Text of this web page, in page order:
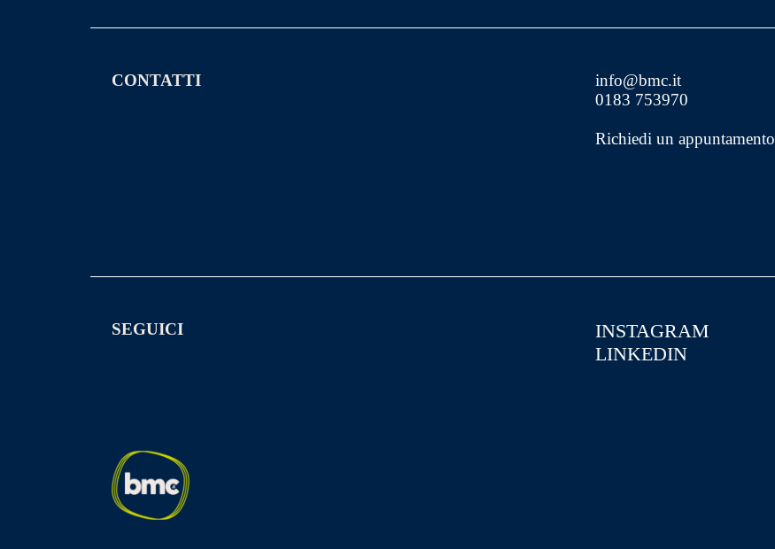
CONTATTI
info@bmc.it
0183 753970
Richiedi un appuntamento
SEGUICI
INSTAGRAM
LINKEDIN